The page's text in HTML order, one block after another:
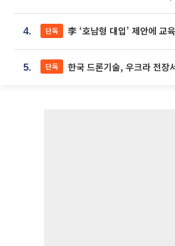
4. 단독 李 ‘호남형 대입’ 제안에 교육청·지역대학 서·
5. 단독 한국 드론기술, 우크라 전장서 시험 중…“스